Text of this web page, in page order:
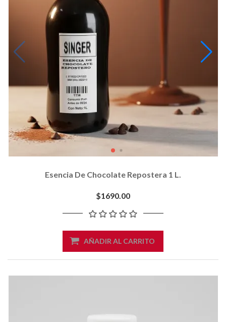
Esencia De Chocolate Repostera 1 L.
$1690.00
AÑADIR AL CARRITO